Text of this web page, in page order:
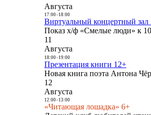
Августа
17:00- 18:00
Виртуальный концертный зал
Показ х/ф «Смелые люди» к
11
Августа
18:00- 19:00
Презентация книги 12+
Новая книга поэта Антона
12
Августа
12:00- 13:00
«Читающая лошадка» 6+